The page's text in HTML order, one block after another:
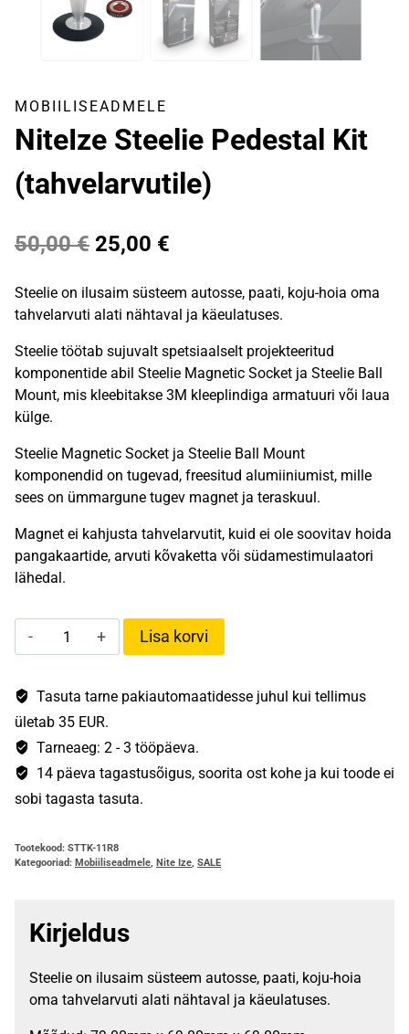
MOBIILISEADMELE
NiteIze Steelie Pedestal Kit
(tahvelarvutile)
50,00€ Algne
oli:
50,00 €.
25,00 €
on:
25,00 €.
Steelie on ilusaim süsteem autosse, paati, koju-hoia oma
tahvelarvuti alati nähtaval ja käeulatuses.
Steelie töötab sujuvalt spetsiaalselt projekteeritud
komponentide abil Steelie Magnetic Socket ja Steelie Ball
Mount, mis kleebitakse 3M kleeplindiga armatuuri või laua
külge.
Steelie Magnetic Socket ja Steelie Ball Mount
komponendid on tugevad, freesitud alumiiniumist, mille
sees on ümmargune tugev magnet ja teraskuul.
Magnet ei kahjusta tahvelarvutit, kuid ei ole soovitav hoida
pangakaartide, arvuti kõvaketta või südamestimulaatori
lähedal.
NiteIze
Steelie
Kit
(tahvelarvutile)
Lisa korvi
Tasuta tarne pakiautomaatidesse juhul kui tellimus
ületab 35 EUR.
Tarneaeg: 2 - 3 tööpäeva.
14 päeva tagastusõigus, soorita ost kohe ja kui toode ei
sobi tagasta tasuta.
Tootekood: STTK-11R8
Kategooriad: Mobiiliseadmele, Nite Ize, SALE
Kirjeldus
Steelie on ilusaim süsteem autosse, paati, koju-hoia
oma tahvelarvuti alati nähtaval ja käeulatuses.